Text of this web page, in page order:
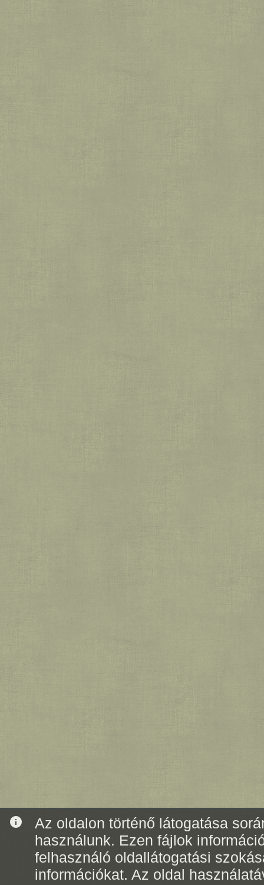
info
Az oldalon történő látogatása
használunk. Ezen fájlok
felhasználó oldallátogatási
információkat. Az oldal